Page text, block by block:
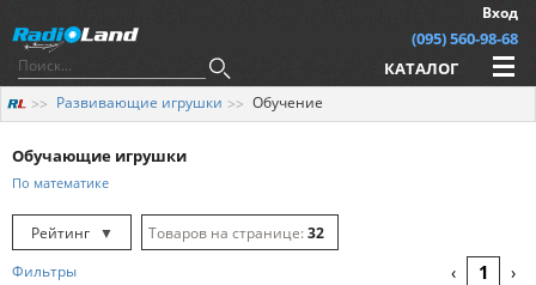
Вход
(095) 560-98-68
КАТАЛОГ
Развивающие игрушки Обучение
Обучающие игрушки
По математике
Рейтинг
▼
Рейтинг
32
Фильтры ‹ 1
›